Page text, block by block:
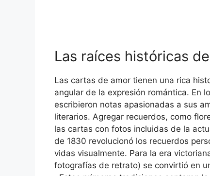
Las raíces históricas
Las cartas de amor tienen una rica
angular de la expresión romántica. En
escribieron notas apasionadas a sus
literarios. Agregar recuerdos, como
las cartas con fotos incluidas de la
de 1830 revolucionó los recuerdos
vidas visualmente. Para la era
fotografías de retrato) se convirtió en